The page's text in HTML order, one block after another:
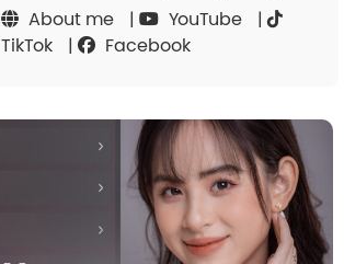
About me
| YouTube
|
TikTok
| Facebook